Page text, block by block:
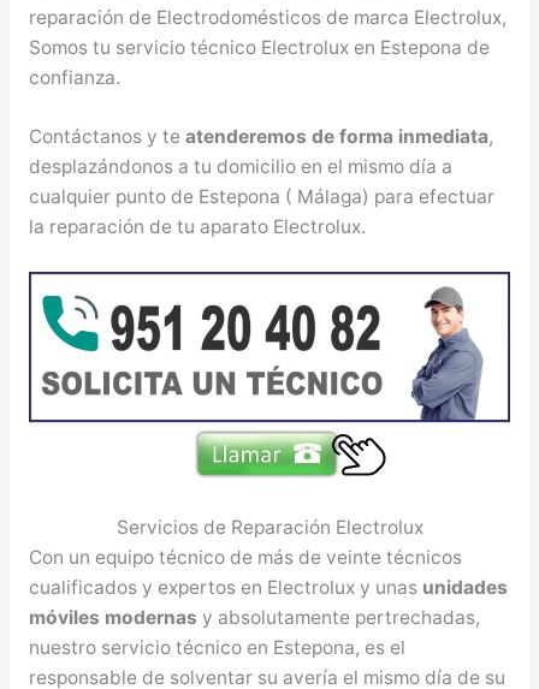
reparación de Electrodomésticos de marca Electrolux,
Somos tu servicio técnico Electrolux en Estepona de
confianza.
Contáctanos y te atenderemos de forma inmediata,
desplazándonos a tu domicilio en el mismo día a
cualquier punto de Estepona ( Málaga) para efectuar
la reparación de tu aparato Electrolux.
Servicios de Reparación Electrolux
Con un equipo técnico de más de veinte técnicos
cualificados y expertos en Electrolux y unas unidades
móviles modernas y absolutamente pertrechadas,
nuestro servicio técnico en Estepona, es el
responsable de solventar su avería el mismo día de su